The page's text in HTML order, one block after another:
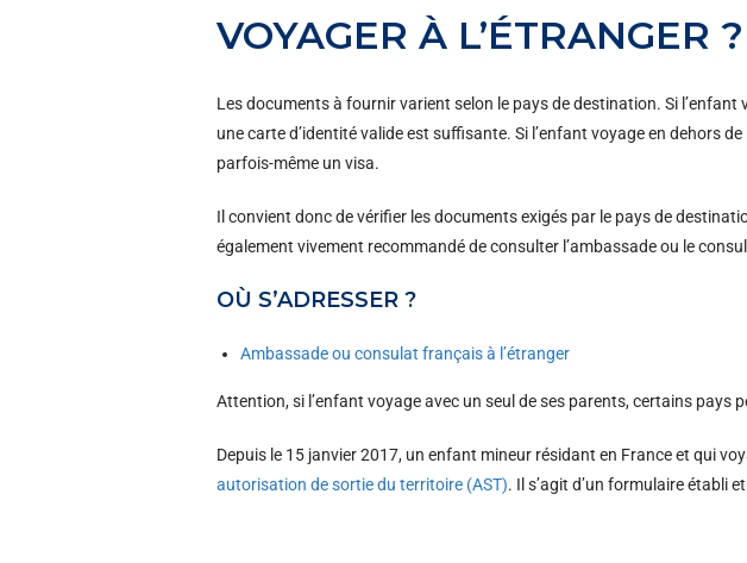
VOYAGER À L’ÉTRANGER ?
Les documents à fournir varient selon le pays de destination. Si l’enfant
une carte d’identité valide est suffisante. Si l’enfant voyage en dehors
parfois-même un visa.
Il convient donc de vérifier les documents exigés par le pays de
également vivement recommandé de consulter l’ambassade ou le
OÙ S’ADRESSER ?
Ambassade ou consulat français à l’étranger
Attention, si l’enfant voyage avec un seul de ses parents, certains pays
Depuis le 15 janvier 2017, un enfant mineur résidant en France et qui
autorisation de sortie du territoire (AST). Il s’agit d’un formulaire établi